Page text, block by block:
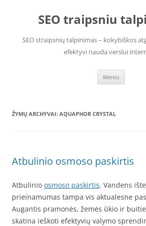
SEO traipsniu
SEO straipsnių talpinimas – kokybiškos
efektyvi nauda verslui
Meniu
ŽYMŲ ARCHYVAI: AQUAPHOR CRYSTAL
Atbulinio osmoso paskirtis
Atbulinio osmoso paskirtis. Vandens
prieinamumas tampa vis aktualesne
Augantis pramonės, žemės ūkio ir
skatina ieškoti efektyvių valymo